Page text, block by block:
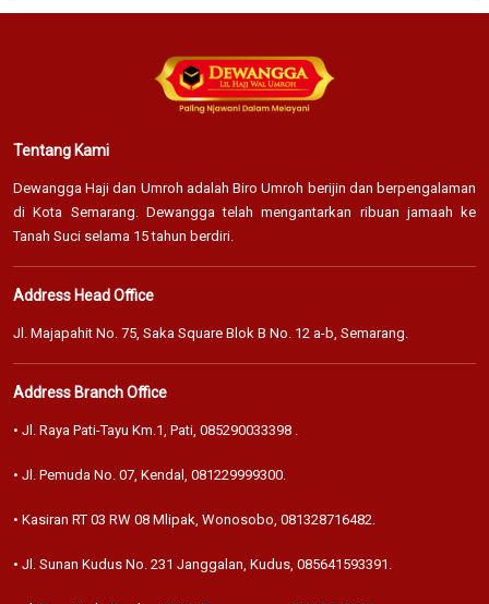
Tentang Kami
Dewangga Haji dan Umroh adalah Biro Umroh berijin dan berpengalaman
di Kota Semarang. Dewangga telah mengantarkan ribuan jamaah ke
Tanah Suci selama 15 tahun berdiri.
Address Head Office
Jl. Majapahit No. 75, Saka Square Blok B No. 12 a-b, Semarang.
Address Branch Office
• Jl. Raya Pati-Tayu Km.1, Pati, 085290033398
• Jl. Pemuda No. 07, Kendal, 081229999300
• Kasiran RT 03 RW 08 Mlipak, Wonosobo, 081328716482
• Jl. Sunan Kudus No. 231 Janggalan, Kudus, 085641593391